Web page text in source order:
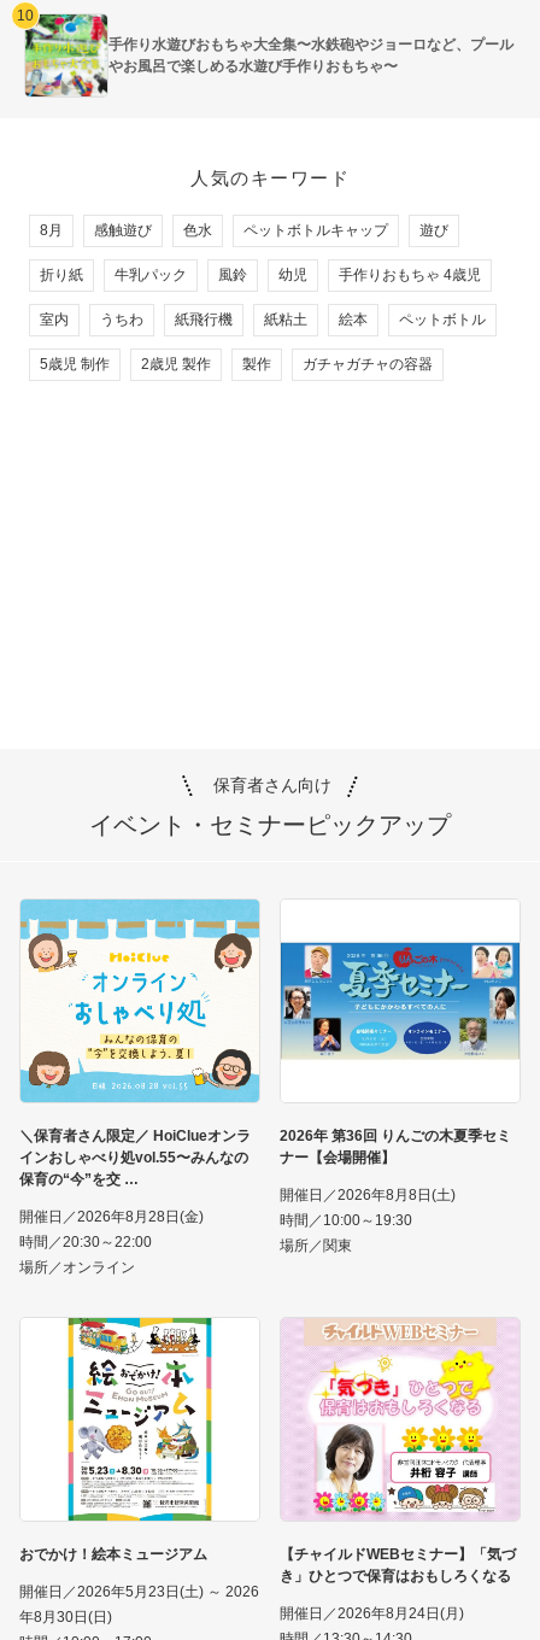
手作り水遊びおもちゃ大全集〜水鉄砲やジョーロなど、プール
やお風呂で楽しめる水遊び手作りおもちゃ〜
人気のキーワード
8月 感触遊び 色水 ペットボトルキャップ 遊び
折り紙 牛乳パック 風鈴 幼児 手作りおもちゃ 4歳児
室内 うちわ 紙飛行機 紙粘土 絵本 ペットボトル
5歳児 制作 2歳児 製作 製作 ガチャガチャの容器
保育者さん向け
イベント・セミナーピックアップ
＼保育者さん限定／ HoiClueオンラ
インおしゃべり処vol.55〜みんなの
保育の“今”を交
開催日／2026年8月28日(金)
時間／20:30～22:00
場所／オンライン
2026年 第36回 りんごの木夏季セミ
ナー【会場開催】
開催日／2026年8月8日(土)
時間／10:00～19:30
場所／関東
おでかけ！絵本ミュージアム
開催日／2026年5月23日(土) ～ 2026
年8月30日(日)
【チャイルドWEBセミナー】「気づ
き」ひとつで保育はおもしろくなる
開催日／2026年8月24日(月)